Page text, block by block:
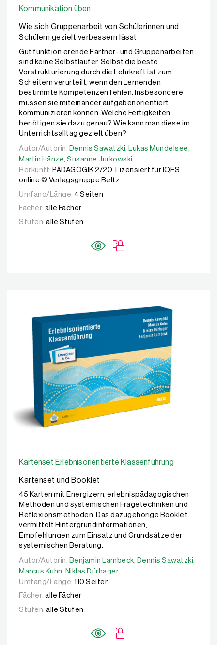
Kommunikation üben
Wie sich Gruppenarbeit von Schülerinnen und
Schülern gezielt verbessern lässt
Gut funktionierende Partner- und Gruppenarbeiten
sind keine Selbstläufer. Selbst die beste
Vorstrukturierung durch die Lehrkraft ist zum
Scheitern verurteilt, wenn den Lernenden
bestimmte Kompetenzen fehlen. Insbesondere
müssen sie miteinander aufgabenorientiert
kommunizieren können. Welche Fertigkeiten
benötigen sie dazu genau? Wie kann man diese im
Unterrichtsalltag gezielt üben?
Autor/Autorin: Dennis Sawatzki, Lukas Mundelsee,
Autor/Autorin: Dennis Sawatzki, Lukas Mundelsee,
Martin Hänze, Susanne Jurkowski
Herkunft: PÄDAGOGIK 2/20, Lizensiert für IQES
online © Verlagsgruppe Beltz
Umfang/Länge: 4 Seiten
Fächer: alle Fächer
Stufen: alle Stufen
Kartenset Erlebnisorientierte Klassenführung
Kartenset und Booklet
45 Karten mit Energizern, erlebnispädagogischen
Methoden und systemischen Fragetechniken und
Reflexionsmethoden. Das dazugehörige Booklet
vermittelt Hintergrundinformationen,
Empfehlungen zum Einsatz und Grundsätze der
systemischen Beratung.
Autor/Autorin: Benjamin Lambeck, Dennis Sawatzki,
Autor/Autorin: Benjamin Lambeck, Dennis Sawatzki,
Marcus Kuhn,
Niklas Dürhager
Umfang/Länge: 110 Seiten
Fächer: alle Fächer
Stufen: alle Stufen